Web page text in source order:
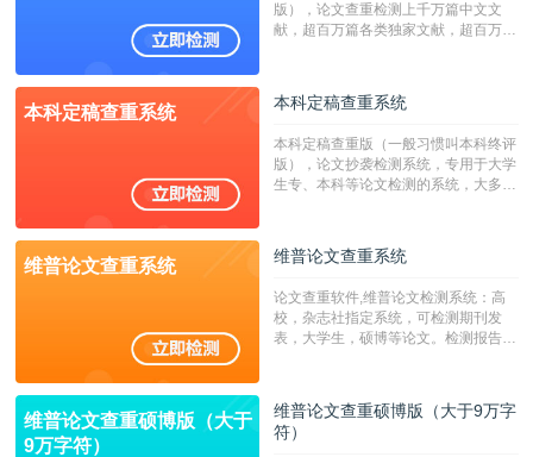
版），论文查重检测上千万篇中文文
献，超百万篇各类独家文献，超百万港
校用来检测硕博论文的系统，检测范围
广，数据来源真实，检测算法合理!本
字符数30万）
本科定稿查重系统 本科定稿查重系统
本科定稿查重版（一般习惯叫本科终评
版），论文抄袭检测系统，专用于大学
生专、本科等论文检测的系统，大多数
维普论文查重系统 维普论文查重系统
论文查重软件,维普论文检测系统：高
校，杂志社指定系统，可检测期刊发
表，大学生，硕博等论文。检测报告支
维普论文查重硕博版（大于
9万字符）
维普论文查重硕博版（大于9万字
符）